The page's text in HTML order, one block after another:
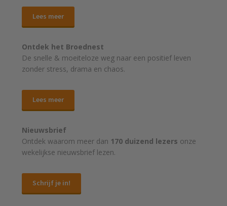
Lees meer
Ontdek het Broednest
De snelle & moeiteloze weg naar een positief leven
zonder stress, drama en chaos.
Lees meer
Nieuwsbrief
Ontdek waarom meer dan 170 duizend lezers onze
wekelijkse nieuwsbrief lezen.
Schrijf je in!